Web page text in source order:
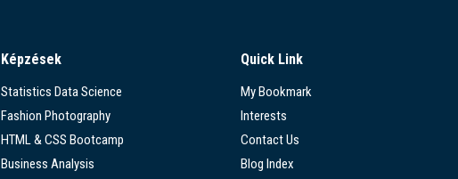
Képzések
Statistics Data Science
Fashion Photography
HTML & CSS Bootcamp
Business Analysis
Quick Link
My Bookmark
Interests
Contact Us
Blog Index